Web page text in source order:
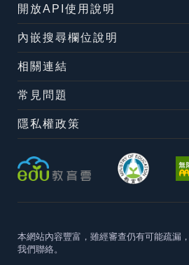
開放API使用說明
內嵌搜尋欄位說明
相關連結
常見問題
隱私權政策
本網站內容豐富，雖經審查仍有可能疏漏，
我們聯絡。